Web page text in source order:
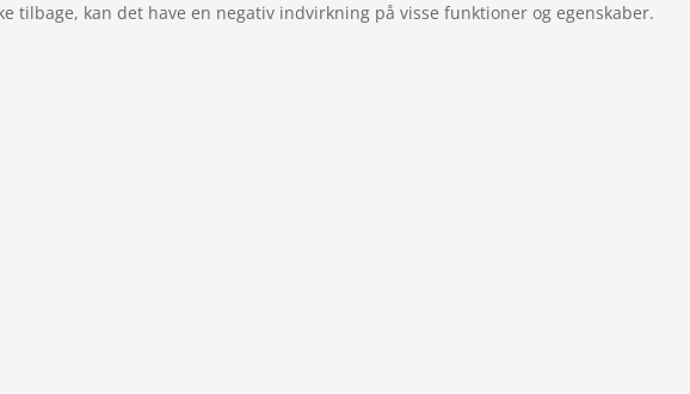
kan det have en negativ indvirkning på visse funktioner og egenskaber.